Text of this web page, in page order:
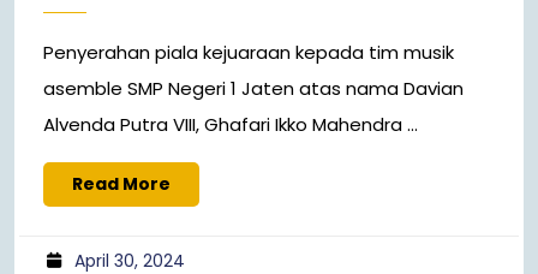
Penyerahan piala kejuaraan kepada tim musik
asemble SMP Negeri 1 Jaten atas nama Davian
Alvenda Putra VIII, Ghafari Ikko Mahendra ...
Read More
April 30, 2024